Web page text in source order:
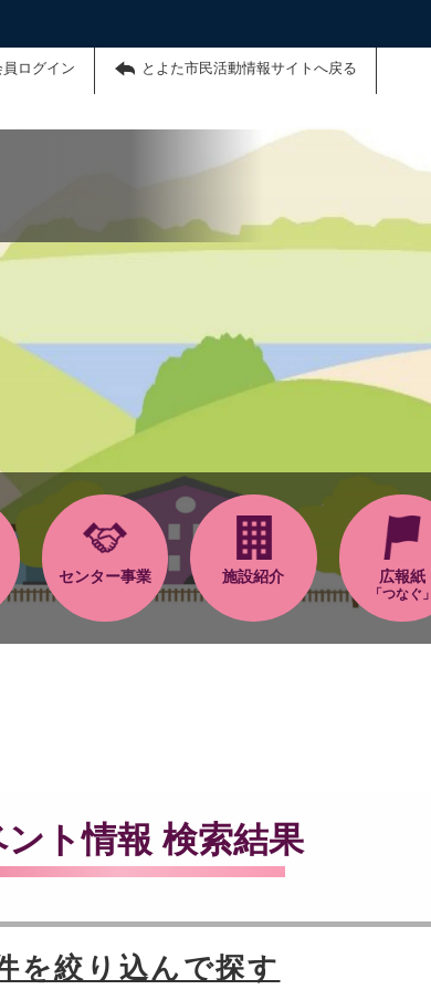
ログイン とよた市民活動情報サイトへ戻る
センター事業 施設紹介 広報紙
「つなぐ」
ント情報 検索結果
を絞り込んで探す